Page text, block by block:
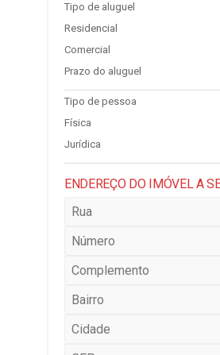
Tipo de aluguel
Residencial
Comercial
Prazo do aluguel
Tipo de pessoa
Física
Jurídica
ENDEREÇO DO IMÓVEL A